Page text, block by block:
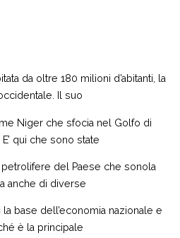
da oltre 180 milioni d’abitanti, la
Il suo
Niger che sfocia nel Golfo di
qui che sono state
del Paese che sonola
anche di diverse
base dell’economia nazionale e
è la principale